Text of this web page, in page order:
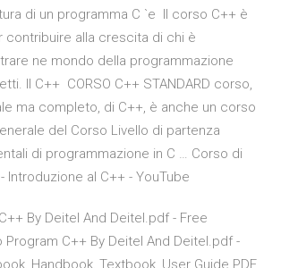
di un programma C `e Il corso C++ è
contribuire alla crescita di chi è
ne mondo della programmazione
Il C++ CORSO C++ STANDARD corso,
ma completo, di C++, è anche un corso
del Corso Livello di partenza
di programmazione in C … Corso di
Introduzione al C++ - YouTube
By Deitel And Deitel.pdf - Free
Program C++ By Deitel And Deitel.pdf -